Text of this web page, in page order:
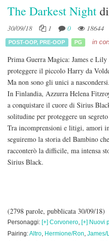
The Darkest Nightdi
30/09/18 1 0 18644
POST-OOP,PRE-OOP PG in
Prima Guerra Magica: James e
proteggere il piccolo Harry da
Ma non sono gli unici a nascondersi.
In Finlandia, Azzurra Helena
a conquistare il cuore di Sirius
solitudine per proteggere un
Tra incomprensioni e litigi, amori
seguiremo la storia del Bambino
racconterò la difficile, ma intensa
Sirius Black.
(2798 parole, pubblicata 30/09/18)
Personaggi: [+] Corvonero, [+] Nuovi
Pairing:Altro, Hermione/Ron, James/